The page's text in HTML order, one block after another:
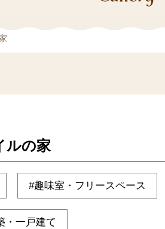
ルの家
趣味室・フリースペース
・一戸建て